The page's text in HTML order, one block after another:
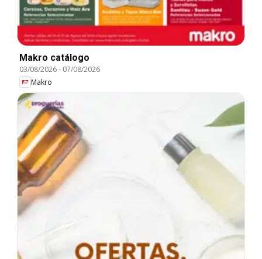
Makro catálogo
03/08/2026- 07/08/2026
Makro